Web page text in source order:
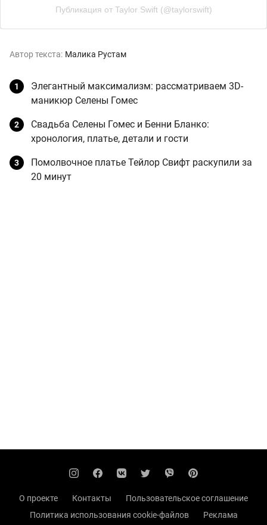
Публикация от Taylor Swift (@taylorswift)
Автор текста: Малика Рустам
Элегантный максимализм: рассматриваем 3D-
маникюр Селены Гомес
Свадьба Селены Гомес и Бенни Бланко:
хронология, платье, детали и гости
Помолвочное платье Тейлор Свифт раскупили за
20 минут
О проекте Контакты
Пользовательское соглашение
Политика использования cookie-файлов
Реклама